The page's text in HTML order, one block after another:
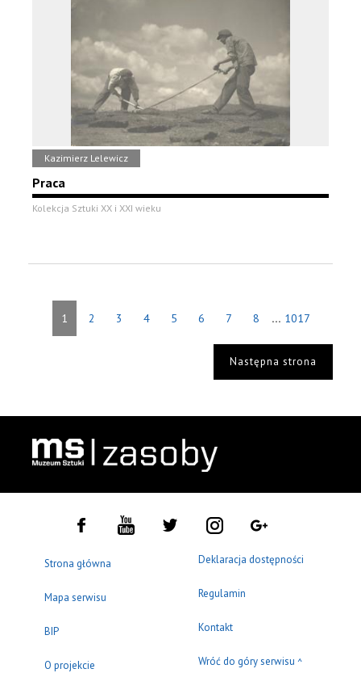
Kazimierz Lelewicz
Praca
Kolekcja Sztuki XX i XXI wieku
1 2 3 4 5 6 7 8 ... 1017
Następna strona
Strona główna
Mapa serwisu
BIP
O projekcie
Deklaracja dostępności
Regulamin
Kontakt
Wróć do góry serwisu ^